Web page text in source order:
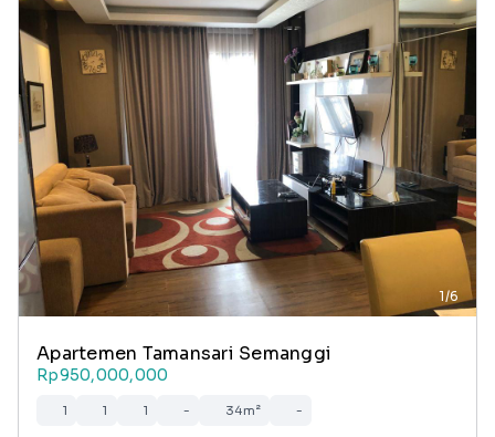
1/6
Apartemen Tamansari Semanggi
Rp950,000,000
1 1 1 - 34m² -